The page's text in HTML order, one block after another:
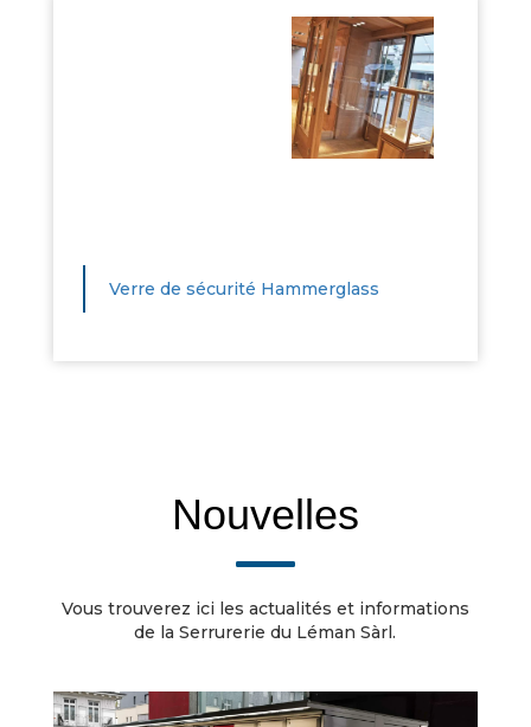
Verre de sécurité Hammerglass
Nouvelles
Vous trouverez ici les actualités et informations
de la Serrurerie du Léman Sàrl.